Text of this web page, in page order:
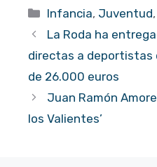
Categorías
Infancia, Juventud,
La Roda ha
directas a deportistas
de 26.000 euros
Juan Ramón
los Valientes’